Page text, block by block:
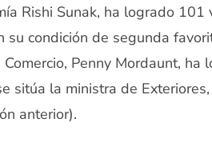
Rishi Sunak, ha logrado
su condición de segunda
Penny Mordaunt,
sitúa la ministra de
anterior).